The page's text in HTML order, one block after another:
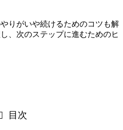
りがいや続けるためのコツも解
、次のステップに進むためのヒ
目次